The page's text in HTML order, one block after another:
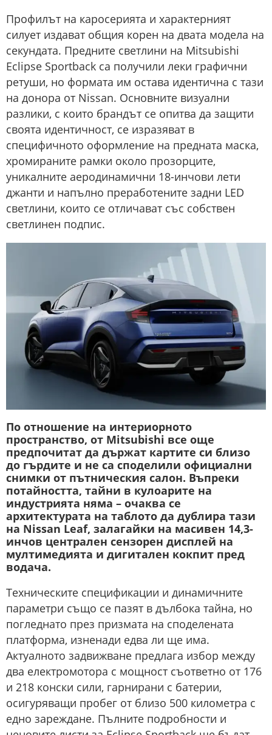
Профилът на каросерията и характерният
силует издават общия корен на двата модела на
секундата. Предните светлини на Mitsubishi
Eclipse Sportback са получили леки графични
ретуши, но формата им остава идентична с тази
на донора от Nissan. Основните визуални
разлики, с които брандът се опитва да защити
своята идентичност, се изразяват в
специфичното оформление на предната маска,
хромираните рамки около прозорците,
уникалните аеродинамични 18-инчови лети
джанти и напълно преработените задни LED
светлини, които се отличават със собствен
светлинен подпис.
По отношение на интериорното
пространство, от Mitsubishi все още
предпочитат да държат картите си близо
до гърдите и не са споделили официални
снимки от пътническия салон. Въпреки
потайността, тайни в кулоарите на
индустрията няма – очаква се
архитектурата на таблото да дублира тази
на Nissan Leaf, залагайки на масивен 14,3-
инчов централен сензорен дисплей на
мултимедията и дигитален кокпит пред
водача.
Техническите спецификации и динамичните
параметри също се пазят в дълбока тайна, но
погледнато през призмата на споделената
платформа, изненади едва ли ще има.
Актуалното задвижване предлага избор между
два електромотора с мощност съответно от 176
и 218 конски сили, гарнирани с батерии,
осигуряващи пробег от близо 500 километра с
едно зареждане. Пълните подробности и